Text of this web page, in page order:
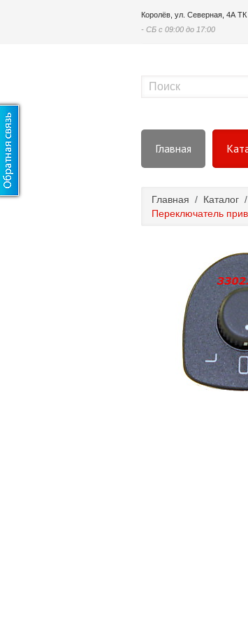
Королёв, ул. Северная, 4А
- СБ с 09:00 до 17:00
Главная
Главная / Каталог /
Переключатель